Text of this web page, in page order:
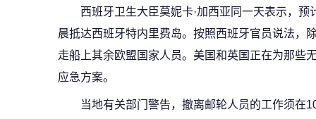
西班牙卫生大臣莫妮卡·加西亚同一天表示，预
晨抵达西班牙特内里费岛。按照西班牙官员说法，
走船上其余欧盟国家人员。美国和英国正在为那些
应急方案。
当地有关部门警告，撤离邮轮人员的工作须在